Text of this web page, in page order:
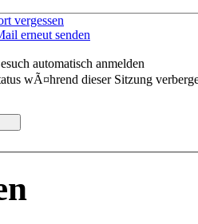
vergessen
erneut senden
automatisch anmelden
wÃ¤hrend dieser Sitzung